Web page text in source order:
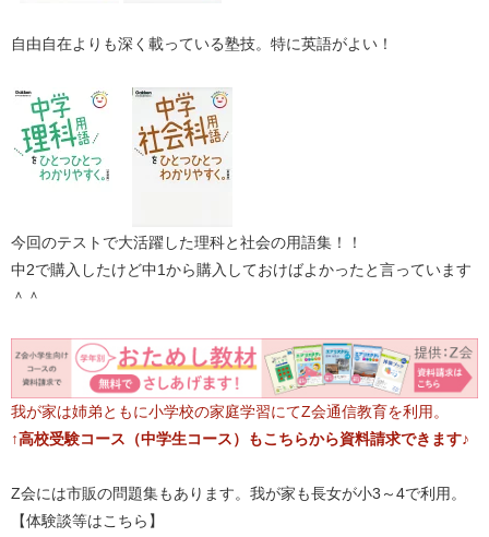
自由自在よりも深く載っている塾技。特に英語がよい！
今回のテストで大活躍した理科と社会の用語集！！
中2で購入したけど中1から購入しておけばよかったと言っています
＾＾
我が家は姉弟ともに小学校の家庭学習にてZ会通信教育を利用。
↑高校受験コース（中学生コース）もこちらから資料請求できます♪
Z会には市販の問題集もあります。我が家も長女が小3～4で利用。
【体験談等はこちら】